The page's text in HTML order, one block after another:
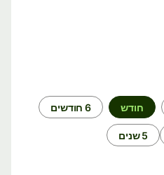
חודש 6 חודשים
5 שנים